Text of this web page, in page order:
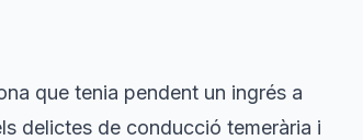
que tenia pendent un ingrés a
delictes de conducció temerària i